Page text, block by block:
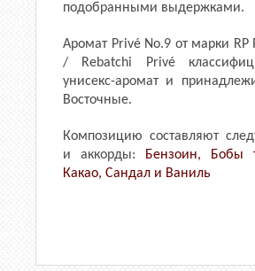
подобранными выдержками.
Аромат Privé No.9 от марки RP
/ Rebatchi Privé
унисекс-аромат и
Восточные.
Композицию составляют
и аккорды: Бензоин, Бобы
Какао, Сандал и Ваниль